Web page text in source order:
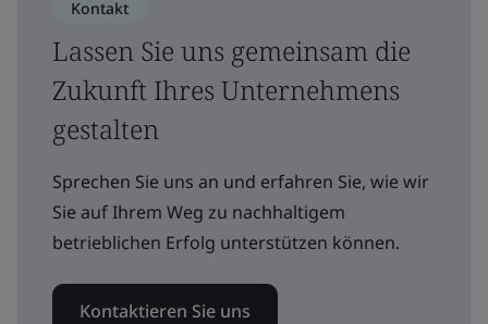
Kontakt
Lassen Sie uns gemeinsam die
Zukunft Ihres Unternehmens
gestalten
Sprechen Sie uns an und erfahren Sie, wie wir
Sie auf Ihrem Weg zu nachhaltigem
betrieblichen Erfolg unterstützen können.
Kontaktieren Sie uns